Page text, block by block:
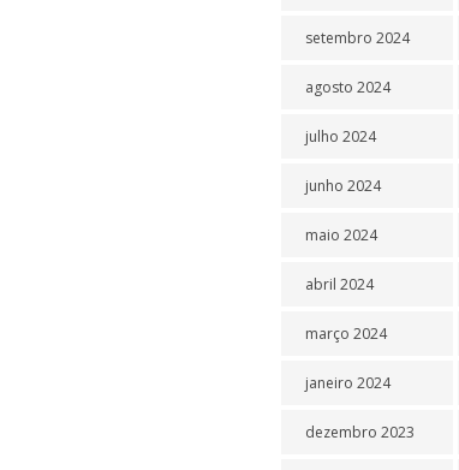
setembro 2024
agosto 2024
julho 2024
junho 2024
maio 2024
abril 2024
março 2024
janeiro 2024
dezembro 2023